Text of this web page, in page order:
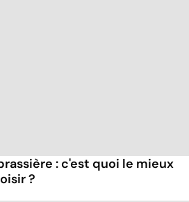
: c'est quoi le mieux
?